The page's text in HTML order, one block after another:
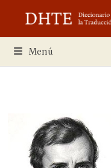
contenido
Menú